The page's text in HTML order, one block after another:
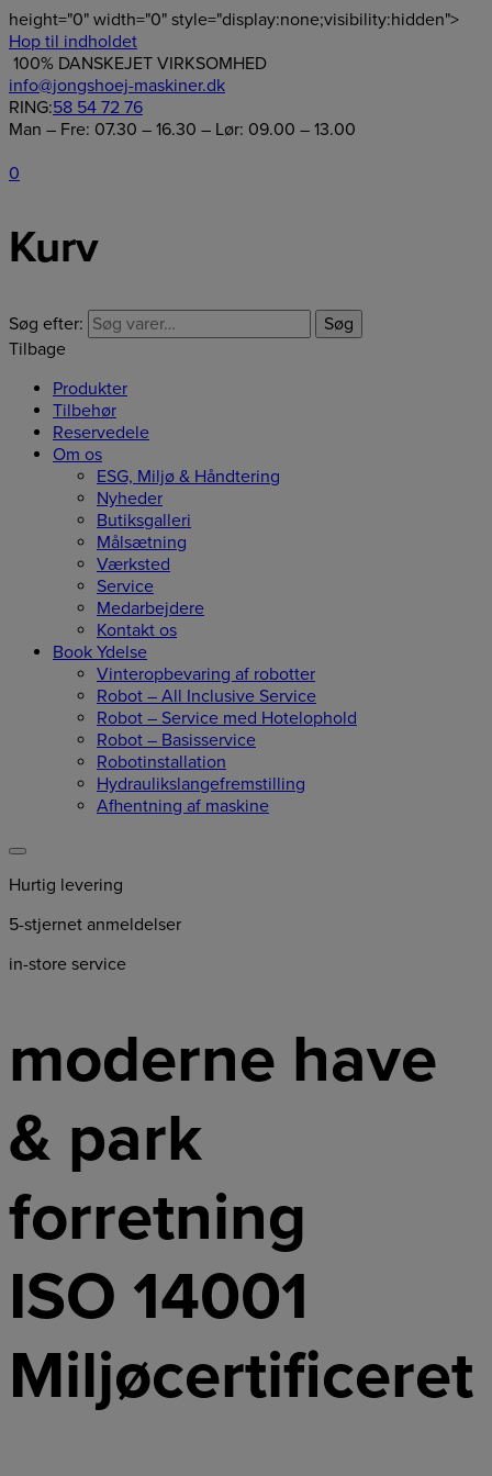
height="0" width="0" style="display:none;visibility:hidden">
Hop til indholdet
100% DANSKEJET VIRKSOMHED
info@jongshoej-maskiner.dk
RING:58 54 72 76
Man – Fre: 07.30 – 16.30 – Lør: 09.00 – 13.00
0
Kurv
Søg efter:
Søg
Tilbage
Produkter
Tilbehør
Reservedele
Om os
ESG, Miljø & Håndtering
Nyheder
Butiksgalleri
Målsætning
Værksted
Service
Medarbejdere
Kontakt os
Book Ydelse
Vinteropbevaring af robotter
Robot – All Inclusive Service
Robot – Service med Hotelophold
Robot – Basisservice
Robotinstallation
Hydraulikslangefremstilling
Afhentning af maskine
Hurtig levering
5-stjernet anmeldelser
in-store service
moderne have
& park
forretning
ISO 14001
Miljøcertificeret